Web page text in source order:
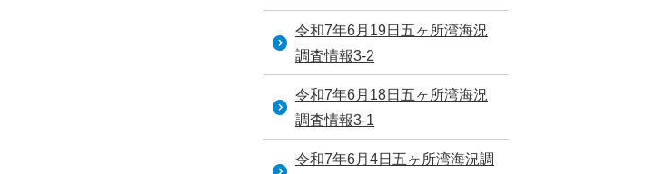
令和7年6月19日五ヶ所湾海況
調査情報3-2
令和7年6月18日五ヶ所湾海況
調査情報3-1
令和7年6月4日五ヶ所湾海況調